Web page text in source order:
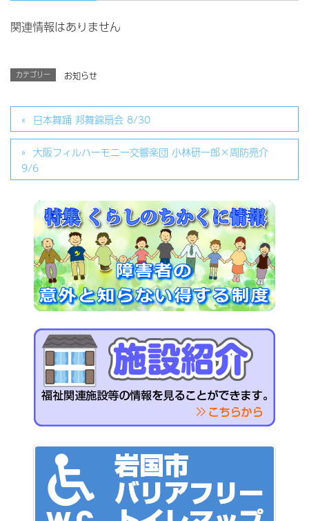
関連情報はありません
カテゴリー お知らせ
日本舞踊 邦舞錦扇会 8/30
大阪フィルハーモニー交響楽団 小林研一郎×周防亮介
9/6